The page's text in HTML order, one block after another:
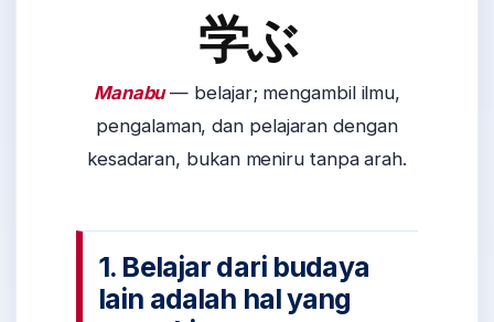
学ぶ
Manabu— belajar; mengambil ilmu,
pengalaman, dan pelajaran dengan
kesadaran, bukan meniru tanpa arah.
1. Belajar dari budaya
lain adalah hal yang